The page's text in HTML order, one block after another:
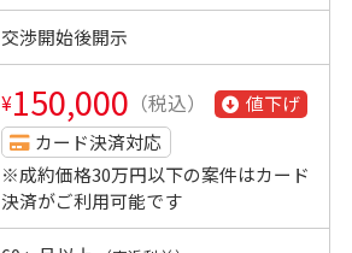
交渉開始後開示
¥150,000 （税込）
値下げ
カード決済対応
※成約価格30万円以下の案件はカード
決済がご利用可能です